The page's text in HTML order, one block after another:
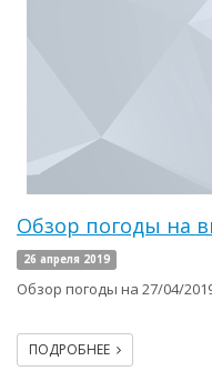
Обзор погоды на
26 апреля 2019
Обзор погоды на 27/04/
ПОДРОБНЕЕ